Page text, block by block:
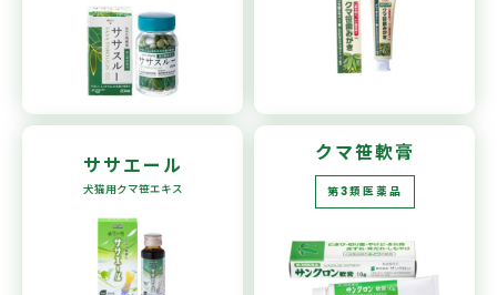
ササエール
犬猫用クマ笹エキス
クマ笹軟膏
第3類医薬品